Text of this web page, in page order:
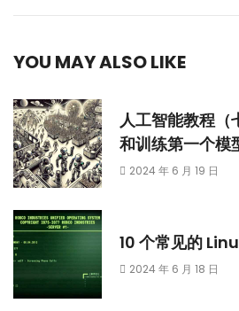
YOU MAY ALSO LIKE
人工智能教程
和训练第一个模
2024 年 6 月 19 日
10 个常见的
2024 年 6 月 18 日